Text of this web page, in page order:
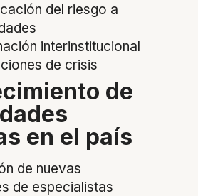
del riesgo a
interinstitucional
de crisis
de
en el país
de nuevas
de especialistas